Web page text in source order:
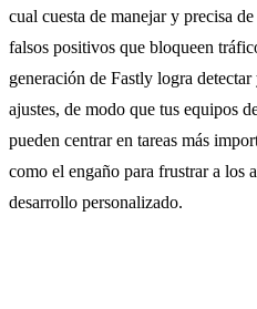
cual cuesta de manejar y precisa
falsos positivos que bloqueen
generación de Fastly logra
ajustes, de modo que tus equipos
pueden centrar en tareas más
como el engaño para frustrar a los
desarrollo personalizado.